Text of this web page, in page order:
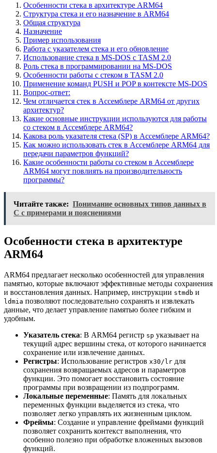
Особенности стека в архитектуре ARM64
Структура стека и его назначение в ARM64
Общая структура
Назначение
Пример использования
Работа с указателем стека и его обновление
Использование стека в MS-DOS с TASM 2.0
Роль стека в программировании на MS-DOS
Особенности работы с стеком в TASM 2.0
Применение команд PUSH и POP в контексте MS-DOS
Вопрос-ответ:
Чем отличается стек в Ассемблере ARM64 от других
архитектур?
Какие основные инструкции используются для работы
со стеком в Ассемблере ARM64?
Какова роль указателя стека (SP) в Ассемблере ARM64?
Как можно использовать стек в Ассемблере ARM64 для
передачи параметров функций?
Какие особенности работы со стеком в Ассемблере
ARM64 могут повлиять на производительность
программы?
Читайте также: Понимание основных типов данных в
C с примерами и пояснениями
Особенности стека в архитектуре
ARM64
ARM64 предлагает несколько особенностей для управления
памятью, которые включают эффективные методы сохранения
и восстановления данных. Например, инструкции stmdb и
ldmia позволяют последовательно сохранять и извлекать
данные, что делает управление памятью более гибким и
удобным.
Указатель стека: В ARM64 регистр sp указывает на
текущий адрес вершины стека, от которого начинается
сохранение или извлечение данных.
Регистры: Использование регистров x30/lr для
сохранения возвращаемых адресов и параметров
функции. Это помогает восстановить состояние
программы при возвращении из подпрограмм.
Локальные переменные: Память для локальных
переменных функции выделяется из стека, что
позволяет легко управлять их жизненным циклом.
Фреймы: Создание и управление фреймами функций
позволяет сохранить контекст выполнения, что
особенно полезно при обработке вложенных вызовов
функций.